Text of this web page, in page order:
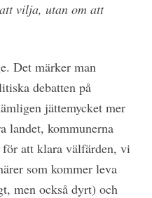
vilja, utan om att
Det märker man
debatten på
jättemycket mer
landet, kommunerna
att klara välfärden, vi
som kommer leva
men också dyrt) och